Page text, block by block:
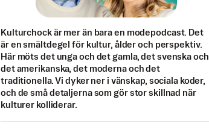
Kulturchock är mer än bara en modepodcast. Det
är en smältdegel för kultur, ålder och perspektiv.
Här möts det unga och det gamla, det svenska och
det amerikanska, det moderna och det
traditionella. Vi dyker ner i vänskap, sociala koder,
och de små detaljerna som gör stor skillnad när
kulturer kolliderar.